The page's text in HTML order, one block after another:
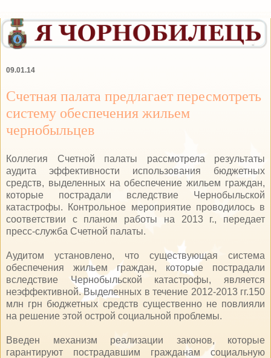
09.01.14
Счетная палата предлагает пересмотреть
систему обеспечения жильем
чернобыльцев
Коллегия Счетной палаты рассмотрела результаты
аудита эффективности использования бюджетных
средств, выделенных на обеспечение жильем граждан,
которые пострадали вследствие Чернобыльской
катастрофы. Контрольное мероприятие проводилось в
соответствии с планом работы на 2013 г., передает
пресс-служба Счетной палаты.
Аудитом установлено, что существующая система
обеспечения жильем граждан, которые пострадали
вследствие Чернобыльской катастрофы, является
неэффективной. Выделенных в течение 2012-2013 гг.150
млн грн бюджетных средств существенно не повлияли
на решение этой острой социальной проблемы.
Введен механизм реализации законов, которые
гарантируют пострадавшим гражданам социальную